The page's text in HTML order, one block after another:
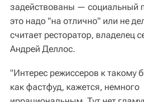
задействованы — социальный
это надо "на отлично" или не
считает ресторатор, владелец
Андрей Деллос.
"Интерес режиссеров к такому
как фастфуд, кажется, немного